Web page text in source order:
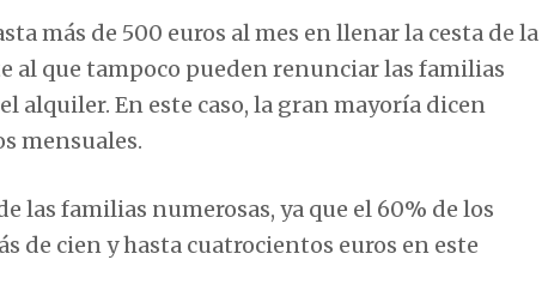
más de 500 euros al mes en llenar la cesta de la
al que tampoco pueden renunciar las familias
alquiler. En este caso, la gran mayoría dicen
mensuales.
las familias numerosas, ya que el 60% de los
de cien y hasta cuatrocientos euros en este